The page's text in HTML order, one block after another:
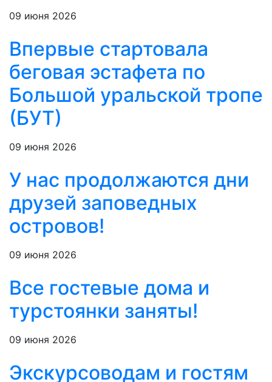
09 июня 2026
Впервые стартовала
беговая эстафета по
Большой уральской тропе
(БУТ)
09 июня 2026
У нас продолжаются дни
друзей заповедных
островов!
09 июня 2026
Все гостевые дома и
турстоянки заняты!
09 июня 2026
Экскурсоводам и гостям